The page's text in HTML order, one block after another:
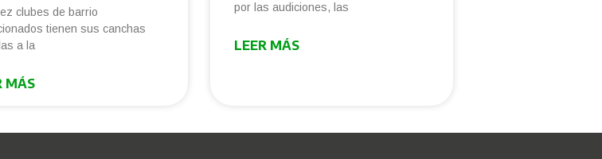
clubes de barrio
tienen sus canchas
a la
MÁS
por las audiciones, las
LEER MÁS